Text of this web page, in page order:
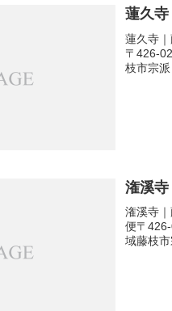
蓮久
蓮久寺
〒426-
枝市宗
潅溪
潅溪寺
便〒
域藤枝